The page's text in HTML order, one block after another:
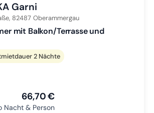
Garni
82487 Oberammergau
mit Balkon/Terrasse und
2 Nächte
66,70 €
Nacht & Person